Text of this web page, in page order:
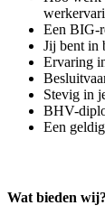
Een BIG-
Jij bent in
Ervaring
Stevig in
BHV-
Een
Wat bieden wij?